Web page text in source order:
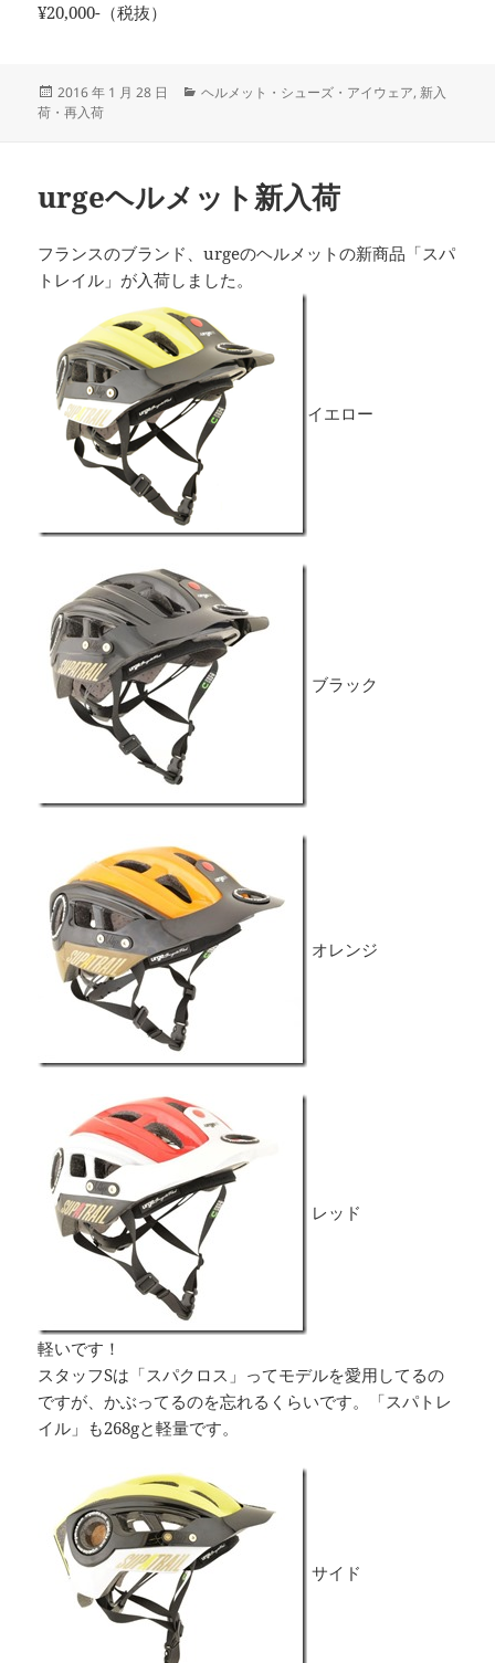
¥20,000-（税抜）
投
稿
2016 年 1 月 28 日
カ
ヘルメット・シューズ・アイウェア, 新入
荷・再入荷
urgeヘルメット新入荷
フランスのブランド、urgeのヘルメットの新商品「スパ
トレイル」が入荷しました。
イエロー
ブラック
オレンジ
レッド
軽いです！
スタッフSは「スパクロス」ってモデルを愛用してるの
ですが、かぶってるのを忘れるくらいです。「スパトレ
イル」も268gと軽量です。
サイド